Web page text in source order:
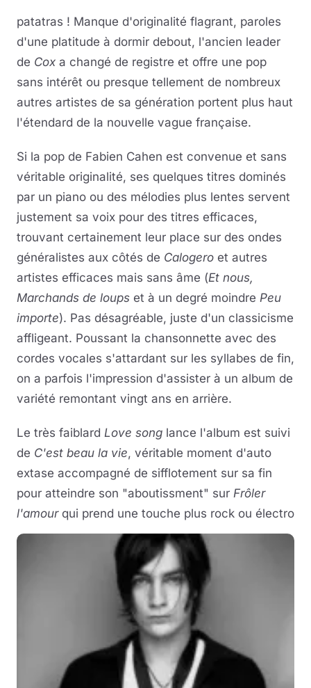
patatras ! Manque d'originalité flagrant, paroles
d'une platitude à dormir debout, l'ancien leader
de Cox a changé de registre et offre une pop
sans intérêt ou presque tellement de nombreux
autres artistes de sa génération portent plus haut
l'étendard de la nouvelle vague française.
Si la pop de Fabien Cahen est convenue et sans
véritable originalité, ses quelques titres dominés
par un piano ou des mélodies plus lentes servent
justement sa voix pour des titres efficaces,
trouvant certainement leur place sur des ondes
généralistes aux côtés de Calogero et autres
artistes efficaces mais sans âme (Et nous,
Marchands de loups et à un degré moindre Peu
importe). Pas désagréable, juste d'un classicisme
affligeant. Poussant la chansonnette avec des
cordes vocales s'attardant sur les syllabes de fin,
on a parfois l'impression d'assister à un album de
variété remontant vingt ans en arrière.
Le très faiblard Love song lance l'album est suivi
de C'est beau la vie, véritable moment d'auto
extase accompagné de sifflotement sur sa fin
pour atteindre son "aboutissment" sur Frôler
l'amourqui prend une touche plus rock ou électro